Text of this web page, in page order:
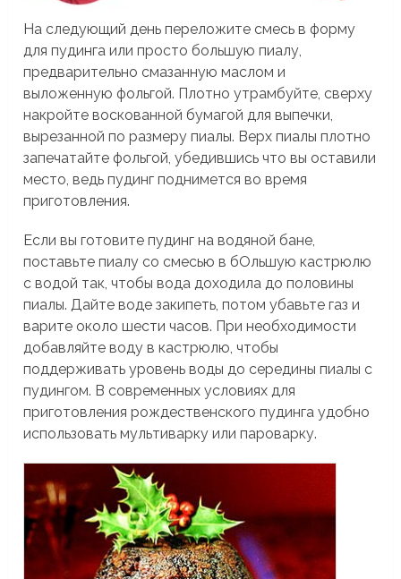
На следующий день переложите смесь в форму
для пудинга или просто большую пиалу,
предварительно смазанную маслом и
выложенную фольгой. Плотно утрамбуйте, сверху
накройте воскованной бумагой для выпечки,
вырезанной по размеру пиалы. Верх пиалы плотно
запечатайте фольгой, убедившись что вы оставили
место, ведь пудинг поднимется во время
приготовления.
Если вы готовите пудинг на водяной бане,
поставьте пиалу со смесью в бОльшую кастрюлю
с водой так, чтобы вода доходила до половины
пиалы. Дайте воде закипеть, потом убавьте газ и
варите около шести часов. При необходимости
добавляйте воду в кастрюлю, чтобы
поддерживать уровень воды до середины пиалы с
пудингом. В современных условиях для
приготовления рождественского пудинга удобно
использовать мультиварку или пароварку.